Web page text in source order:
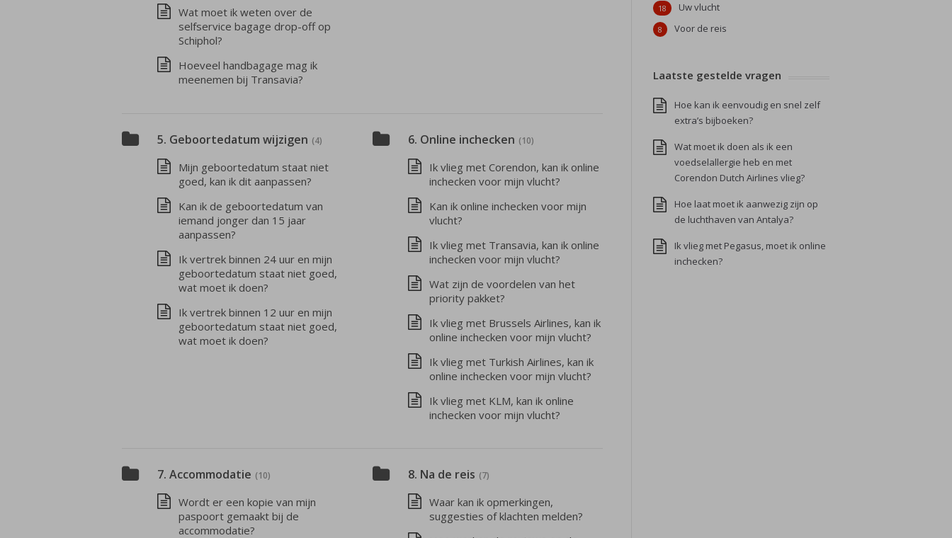
Wat moet ik weten over de
selfservice bagage drop-off op
Schiphol?
Hoeveel handbagage mag ik
meenemen bij Transavia?
5. Geboortedatum wijzigen (4)
Mijn geboortedatum staat niet
goed, kan ik dit aanpassen?
Kan ik de geboortedatum van
iemand jonger dan 15 jaar
aanpassen?
Ik vertrek binnen 24 uur en mijn
geboortedatum staat niet goed,
wat moet ik doen?
Ik vertrek binnen 12 uur en mijn
geboortedatum staat niet goed,
wat moet ik doen?
6. Online inchecken (10)
Ik vlieg met Corendon, kan ik online
inchecken voor mijn vlucht?
Kan ik online inchecken voor mijn
vlucht?
Ik vlieg met Transavia, kan ik online
inchecken voor mijn vlucht?
Wat zijn de voordelen van het
priority pakket?
Ik vlieg met Brussels Airlines, kan ik
online inchecken voor mijn vlucht?
Ik vlieg met Turkish Airlines, kan ik
online inchecken voor mijn vlucht?
Ik vlieg met KLM, kan ik online
inchecken voor mijn vlucht?
7. Accommodatie (10)
Wordt er een kopie van mijn
paspoort gemaakt bij de
accommodatie?
8. Na de reis (7)
Waar kan ik opmerkingen,
suggesties of klachten melden?
Uw vlucht
18
Voor de reis
8
Laatste gestelde vragen
Hoe kan ik eenvoudig en snel zelf
extra’s bijboeken?
Wat moet ik doen als ik een
voedselallergie heb en met
Corendon Dutch Airlines vlieg?
Hoe laat moet ik aanwezig zijn op
de luchthaven van Antalya?
Ik vlieg met Pegasus, moet ik online
inchecken?